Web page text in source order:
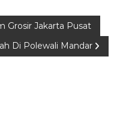
Grosir Jakarta Pusat
Di Polewali Mandar